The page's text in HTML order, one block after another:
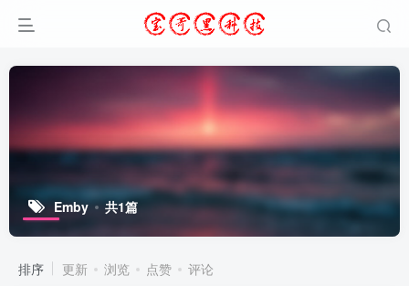
Emby 共1篇
排序 更新 浏览 点赞 评论